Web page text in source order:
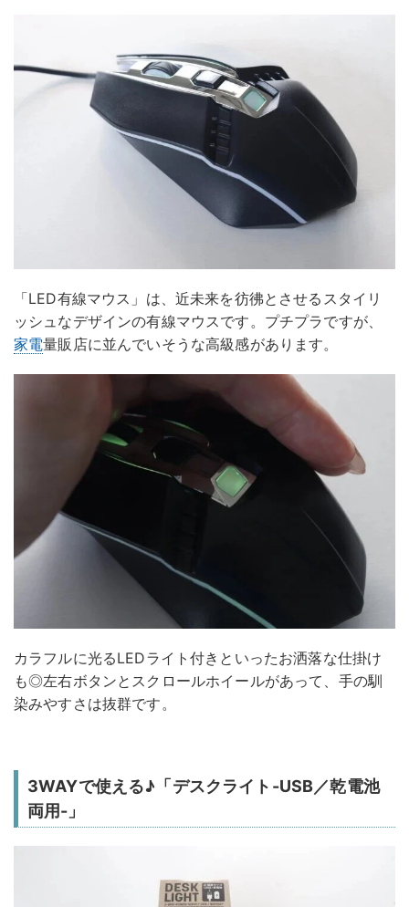
「LED有線マウス」は、近未来を彷彿とさせるスタイリ
ッシュなデザインの有線マウスです。プチプラですが、
家電量販店に並んでいそうな高級感があります。
カラフルに光るLEDライト付きといったお洒落な仕掛け
も◎左右ボタンとスクロールホイールがあって、手の馴
染みやすさは抜群です。
3WAYで使える♪「デスクライト-USB／乾電池
両用-」